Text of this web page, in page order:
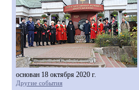
основан 18 октября 2020 г.
Другие события